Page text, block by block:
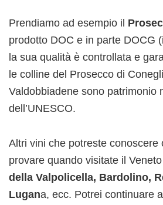
Prendiamo ad esempio il
prodotto DOC e in parte DOCG
la sua qualità è controllata e
le colline del Prosecco di
Valdobbiadene sono patrimonio
dell’UNESCO.
Altri vini che potreste conoscere
provare quando visitate il
della Valpolicella, Bardolino,
Lugana, ecc. Potrei continuare